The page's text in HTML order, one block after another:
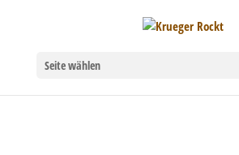
Seite wählen